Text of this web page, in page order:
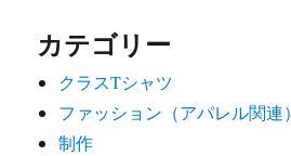
カテゴリー
クラスTシャツ
ファッション（アパレル関連）
制作